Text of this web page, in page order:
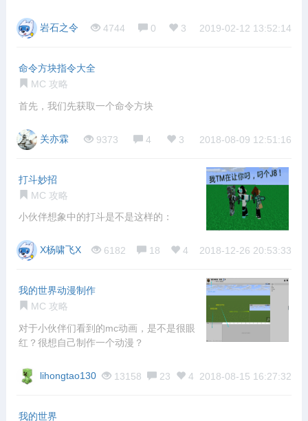
岩石之令
4744 0 3 2019-02-12 13:52:14
命令方块指令大全
MC 攻略
首先，我们先获取一个命令方块
关亦霖 9373 4 3 2018-08-09 12:51:16
打斗妙招
MC 攻略
小伙伴想象中的打斗是不是这样的：
X杨啸飞X 6182 18 4 2018-12-26 20:53:33
我的世界动漫制作
MC 攻略
对于小伙伴们看到的mc动画，是不是很眼
红？很想自己制作一个动漫？
lihongtao130 13158 23 4 2018-08-15 16:27:32
我的世界